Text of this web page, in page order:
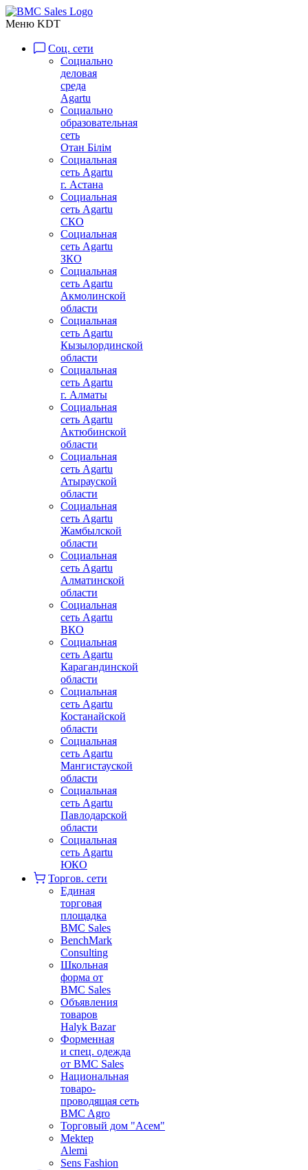
Меню KDT
Соц. сети
Социально
деловая
среда
Agartu
Социально
образовательная
сеть
Отан Бiлiм
Социальная
сеть Agartu
г. Астана
Социальная
сеть Agartu
СКО
Социальная
сеть Agartu
ЗКО
Социальная
сеть Agartu
Акмолинской
области
Социальная
сеть Agartu
Кызылординской
области
Социальная
сеть Agartu
г. Алматы
Социальная
сеть Agartu
Актюбинской
области
Социальная
сеть Agartu
Атырауской
области
Социальная
сеть Agartu
Жамбылской
области
Социальная
сеть Agartu
Алматинской
области
Социальная
сеть Agartu
ВКО
Социальная
сеть Agartu
Карагандинской
области
Социальная
сеть Agartu
Костанайской
области
Социальная
сеть Agartu
Мангистауской
области
Социальная
сеть Agartu
Павлодарской
области
Социальная
сеть Agartu
ЮКО
Торгов. сети
Единая
торговая
площадка
BMC Sales
BenchMark
Consulting
Школьная
форма от
BMC Sales
Объявления
товаров
Halyk Bazar
Форменная
и спец. одежда
от BMC Sales
Национальная
товаро-
проводящая сеть
BMC Agro
Торговый дом "Асем"
Mektep
Alemi
Sens Fashion